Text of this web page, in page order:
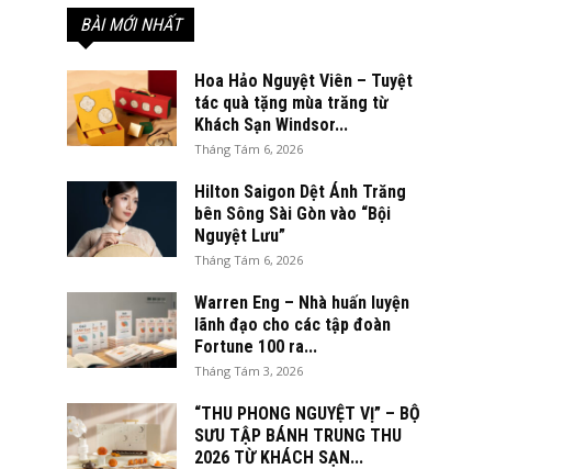
BÀI MỚI NHẤT
Hoa Hảo Nguyệt Viên – Tuyệt
tác quà tặng mùa trăng từ
Khách Sạn Windsor...
Tháng Tám 6, 2026
Hilton Saigon Dệt Ánh Trăng
bên Sông Sài Gòn vào “Bội
Nguyệt Lưu”
Tháng Tám 6, 2026
Warren Eng – Nhà huấn luyện
lãnh đạo cho các tập đoàn
Fortune 100 ra...
Tháng Tám 3, 2026
“THU PHONG NGUYỆT VỊ” – BỘ
SƯU TẬP BÁNH TRUNG THU
2026 TỪ KHÁCH SẠN...